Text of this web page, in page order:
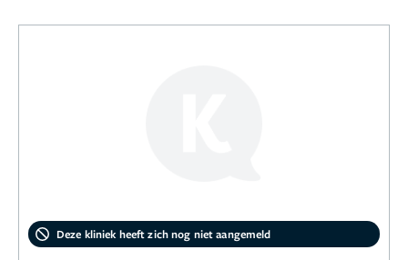
Deze kliniek heeft zich nog niet aangemeld